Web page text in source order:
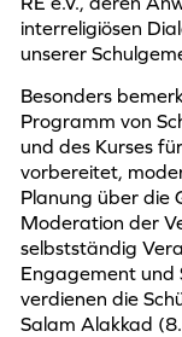
interreligiösen
unserer
Besonders
Programm von
und des Kurses
vorbereitet,
Planung über die
Moderation der
selbstständig
Engagement und
verdienen die
Salam Alakkad